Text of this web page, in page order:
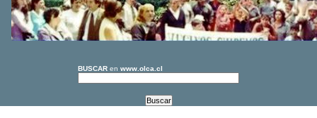
BUSCAR en www.olca.cl